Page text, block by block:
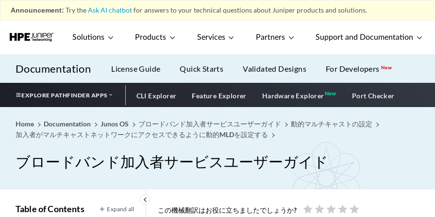
Announcement: Try theAsk AI chatbotfor answers to your technical questions about Juniper products and solutions.
Solutions Products Services Partners Support and Documentation
Documentation License Guide Quick Starts Validated Designs For DevelopersNew
EXPLORE PATHFINDER APPS CLI Explorer Feature Explorer Hardware ExplorerNewNew application
Port Checker
Home Documentation Junos OS ブロードバンド加入者サービスユーザーガイド
動的マルチキャストの設定
加入者がマルチキャストネットワークにアクセスできるように動的MLDを設定する
ブロードバンド加入者サービスユーザーガイド
keyboard_arrow_left
Table of Contents Expand all この機械翻訳はお役に立ちましたでしょうか? star star star star star